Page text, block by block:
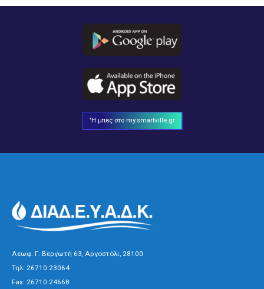
'Η μπες στο my.smartville.gr
Λεωφ. Γ. Βεργωτή 63, Αργοστόλι, 28100
Τηλ: 26710 23064
Fax: 26710 24668